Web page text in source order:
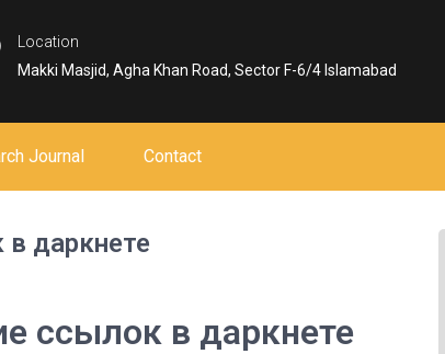
Location
Makki Masjid, Agha Khan Road, Sector F-6/4 Islamabad
Journal Contact
в даркнете
ссылок в даркнете